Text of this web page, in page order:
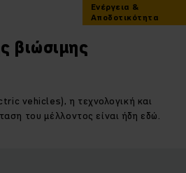
Ενέργεια &
Αποδοτικότητα
βιώσιμης
vehicles), η τεχνολογική και
του μέλλοντος είναι ήδη εδώ.